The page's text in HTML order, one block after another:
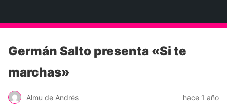
Germán Salto presenta «Si te
marchas»
Almu de Andrés hace 1 año